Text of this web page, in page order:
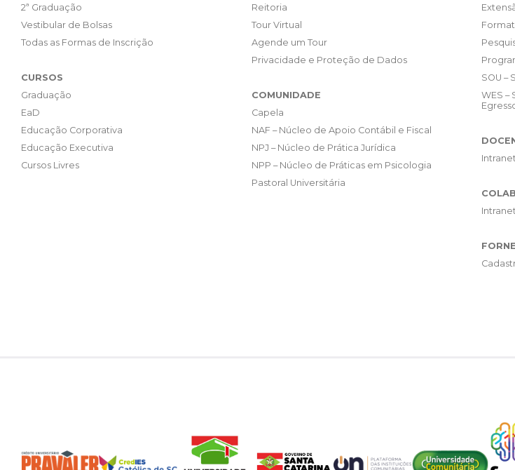
2ª Graduação
Vestibular de Bolsas
Todas as Formas de Inscrição
CURSOS
Graduação
EaD
Educação Corporativa
Educação Executiva
Cursos Livres
Reitoria
Tour Virtual
Agende um Tour
Privacidade e Proteção de Dados
COMUNIDADE
Capela
NAF – Núcleo de Apoio Contábil e Fiscal
NPJ – Núcleo de Prática Jurídica
NPP – Núcleo de Práticas em Psicologia
Pastoral Universitária
SOU –
WES